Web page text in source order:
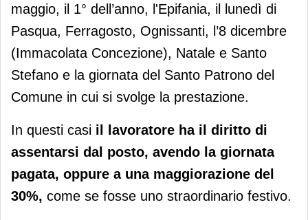
maggio, il 1° dell’anno, l'Epifania, il lunedì di
Pasqua, Ferragosto, Ognissanti, l’8 dicembre
(Immacolata Concezione), Natale e Santo
Stefano e la giornata del Santo Patrono del
Comune in cui si svolge la prestazione.
In questi casi il lavoratore ha il diritto di
assentarsi dal posto, avendo la giornata
pagata, oppure a una maggiorazione del
30%, come se fosse uno straordinario festivo.